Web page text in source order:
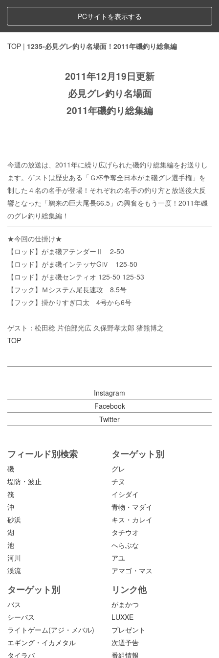
PCサイトを表示する
TOP | 1235-必見グレ釣り名場面！2011年磯釣り総集編
2011年12月19日更新
必見グレ釣り名場面
2011年磯釣り総集編
今週の放送は、2011年に繰り広げられた磯釣り総集編をお送りし
ます。ゲストは歴史ある「Ｇ杯争奪全日本がま磯グレ選手権」を
制した４名の名手が登場！それぞれの名手の釣り方と放送後大反
響となった「鵜来の巨大尾長66.5」の興奮をもう一度！2011年磯
のグレ釣り総集編！
★今回の仕掛け★
【ロッド】がま磯アテンダーⅡ 2-50
【ロッド】がま磯インテッサGⅣ 125-50
【ロッド】がま磯センティオ 125-50 125-53
【フック】Ｍシステム尾長速攻 8.5号
【フック】掛かりすぎ口太 4号から6号
ゲスト：松田稔 片伯部光広 久保野孝太郎 猪熊博之
TOP
Instagram
Facebook
Twitter
フィールド別検索
磯
堤防・波止
筏
沖
砂浜
湖
池
河川
渓流
ターゲット別
グレ
チヌ
イシダイ
青物・マダイ
キス・カレイ
タチウオ
へらぶな
アユ
アマゴ・マス
ターゲット別
バス
シーバス
ライトゲーム(アジ・メバル)
エギング・イカメタル
タイラバ
リンク他
がまかつ
LUXXE
プレゼント
次週予告
番組情報